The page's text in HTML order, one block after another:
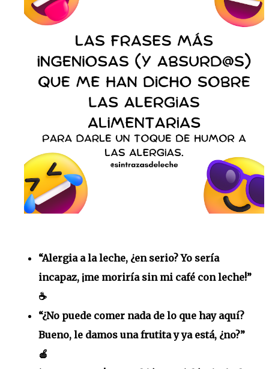
“Alergia a la leche, ¿en serio? Yo sería
incapaz, ¡me moriría sin mi café con leche!”
☕️
“¿No puede comer nada de lo que hay aquí?
Bueno, le damos una frutita y ya está, ¿no?”
🍎